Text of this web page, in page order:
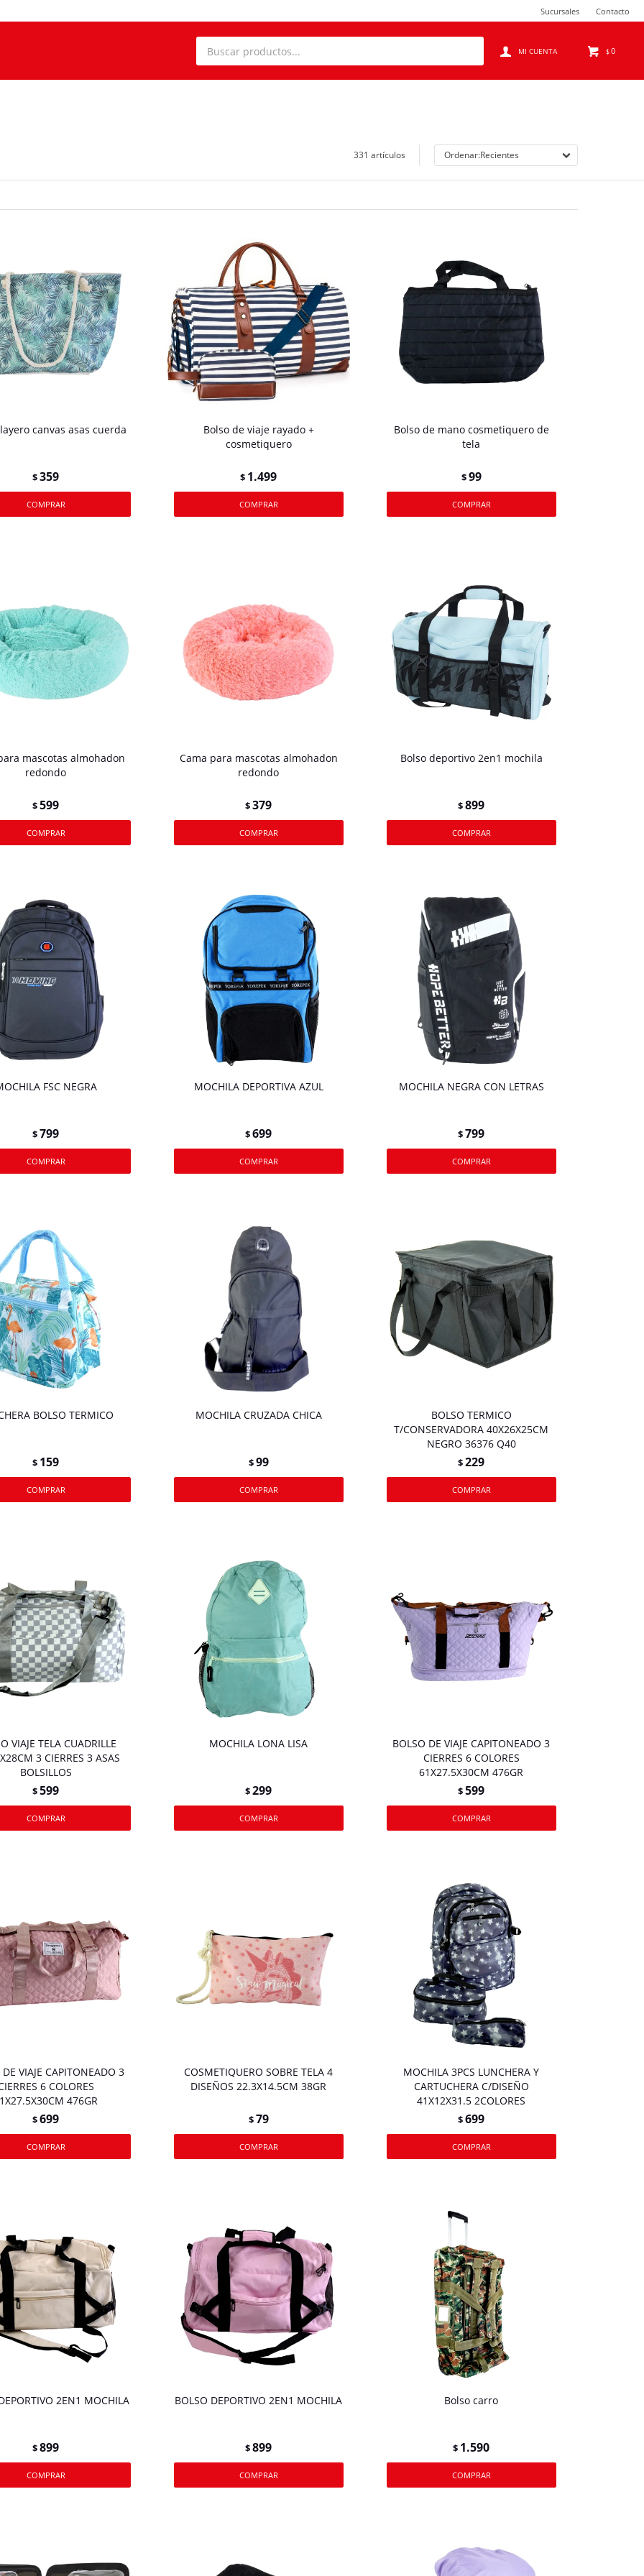
$0
Sucursales Contacto
331 artículos Recientes
canvas asas cuerda
$359
Bolso de viaje rayado +
cosmetiquero
$ 1.499
Bolso de mano cosmetiquero de
tela
$99
mascotas almohadon
redondo
$599
Cama para mascotas almohadon
redondo
$379
Bolso deportivo 2en1 mochila
$899
FSC NEGRA
$799
MOCHILA DEPORTIVA AZUL
$699
MOCHILA NEGRA CON LETRAS
$799
BOLSO TERMICO
$ 159
MOCHILA CRUZADA CHICA
$99
BOLSO TERMICO
T/CONSERVADORA 40X26X25CM
NEGRO 36376 Q40
$229
VIAJE TELA CUADRILLE
3 CIERRES 3 ASAS
BOLSILLOS
$599
MOCHILA LONA LISA
$299
BOLSO DE VIAJE CAPITONEADO 3
CIERRES 6 COLORES
61X27.5X30CM 476GR
$599
VIAJE CAPITONEADO 3
6 COLORES
476GR
$699
COSMETIQUERO SOBRE TELA 4
DISEÑOS 22.3X14.5CM 38GR
$79
MOCHILA 3PCS LUNCHERA Y
CARTUCHERA C/DISEÑO
41X12X31.5 2COLORES
$699
2EN1 MOCHILA
$899
BOLSO DEPORTIVO 2EN1 MOCHILA
$899
Bolso carro
$ 1.590